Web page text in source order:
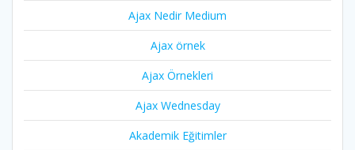
Ajax Nedir Medium
Ajax örnek
Ajax Örnekleri
Ajax Wednesday
Akademik Eğitimler